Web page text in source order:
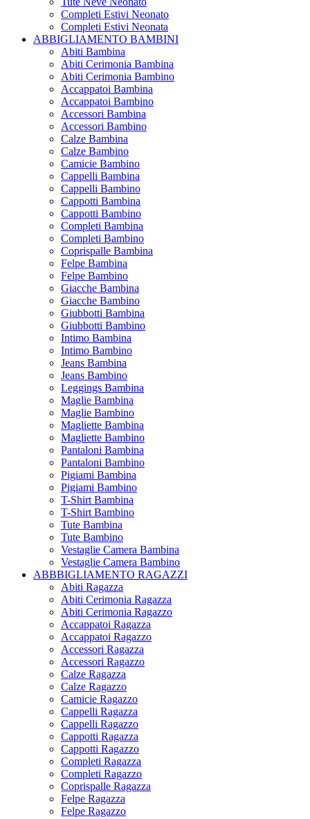
Completi Estivi Neonato
Completi Estivi Neonata
ABBIGLIAMENTO BAMBINI
Abiti Bambina
Abiti Cerimonia Bambina
Abiti Cerimonia Bambino
Accappatoi Bambina
Accappatoi Bambino
Accessori Bambina
Accessori Bambino
Calze Bambina
Calze Bambino
Camicie Bambino
Cappelli Bambina
Cappelli Bambino
Cappotti Bambina
Cappotti Bambino
Completi Bambina
Completi Bambino
Coprispalle Bambina
Felpe Bambina
Felpe Bambino
Giacche Bambina
Giacche Bambino
Giubbotti Bambina
Giubbotti Bambino
Intimo Bambina
Intimo Bambino
Jeans Bambina
Jeans Bambino
Leggings Bambina
Maglie Bambina
Maglie Bambino
Magliette Bambina
Magliette Bambino
Pantaloni Bambina
Pantaloni Bambino
Pigiami Bambina
Pigiami Bambino
T-Shirt Bambina
T-Shirt Bambino
Tute Bambina
Tute Bambino
Vestaglie Camera Bambina
Vestaglie Camera Bambino
ABBBIGLIAMENTO RAGAZZI
Abiti Ragazza
Abiti Cerimonia Ragazza
Abiti Cerimonia Ragazzo
Accappatoi Ragazza
Accappatoi Ragazzo
Accessori Ragazza
Accessori Ragazzo
Calze Ragazza
Calze Ragazzo
Camicie Ragazzo
Cappelli Ragazza
Cappelli Ragazzo
Cappotti Ragazza
Cappotti Ragazzo
Completi Ragazza
Completi Ragazzo
Coprispalle Ragazza
Felpe Ragazza
Felpe Ragazzo